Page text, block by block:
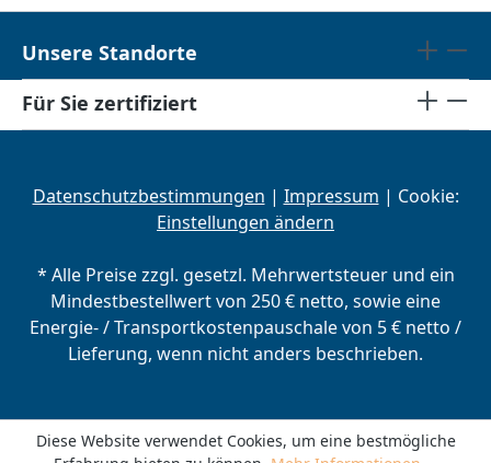
Unsere Standorte
Für Sie zertifiziert
Datenschutzbestimmungen | Impressum | Cookie:
Einstellungen ändern
* Alle Preise zzgl. gesetzl. Mehrwertsteuer und ein
Mindestbestellwert von 250 € netto, sowie eine
Energie- / Transportkostenpauschale von 5 € netto /
Lieferung, wenn nicht anders beschrieben.
Diese Website verwendet Cookies, um eine bestmögliche